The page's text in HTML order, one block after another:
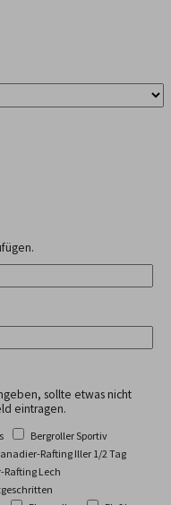
sollte etwas nicht
eintragen.
Bergroller Sportiv
Rafting Iller 1/2 Tag
Rafting Lech